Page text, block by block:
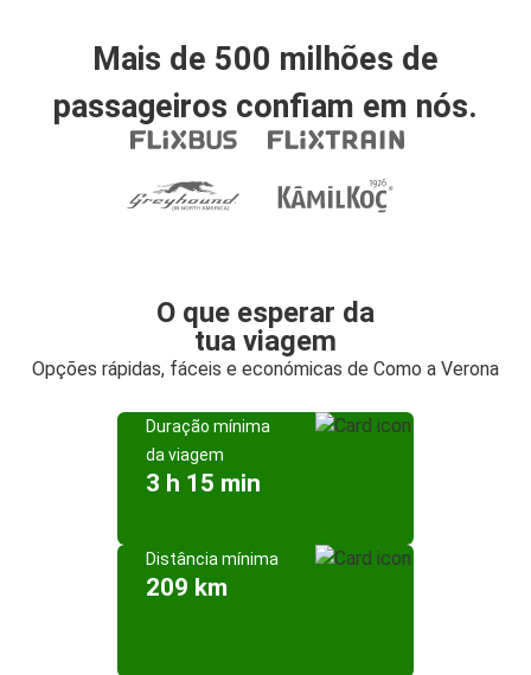
Mais de 500 milhões de
passageiros confiam em nós.
O que esperar da
tua viagem
Opções rápidas, fáceis e económicas de Como a Verona
Duração mínima
da viagem
3 h 15 min
Distância mínima
209 km